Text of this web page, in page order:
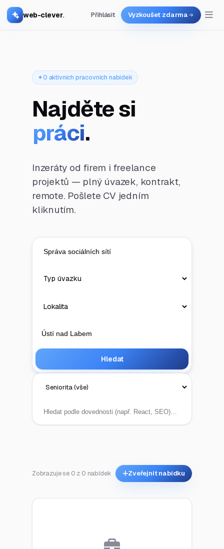
web-clever. Přihlásit Vyzkoušet zdarma
0 aktivních pracovních nabídek
Najděte si
práci.
Inzeráty od firem i freelance
projektů — plný úvazek, kontrakt,
remote. Pošlete CV jedním
kliknutím.
Hledat
Zobrazuje se 0 z 0 nabídek Zveřejnit nabídku